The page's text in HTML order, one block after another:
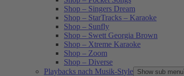
Shop – Singers Dream
Shop – StarTracks – Karaoke
Shop – Sunfly
Shop – Swett Georgia Brown
Shop – Xtreme Karaoke
Shop – Zoom
Shop – Diverse
Playbacks nach Musik-Style Show sub menu